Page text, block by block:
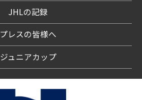
JHLの記録
プレスの皆様へ
ジュニアカップ